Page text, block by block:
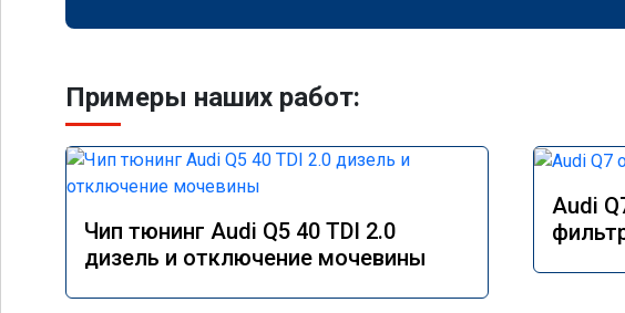
Примеры наших работ:
Чип тюнинг Audi Q5 40 TDI 2.0
дизель и отключение мочевины
Audi